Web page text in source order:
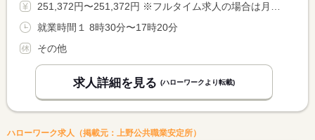
251,372円〜251,372円 ※フルタイム求人の場合は月額（換算額）、パート求人の場合は時間額を表示しています。
就業時間１ 8時30分〜17時20分
その他
求人詳細を見る (ハローワークより転載)
ハローワーク求人（掲載元：上野公共職業安定所）